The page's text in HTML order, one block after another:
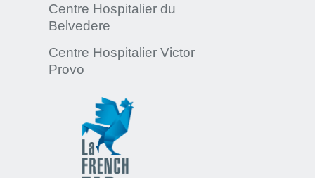
Centre Hospitalier du
Belvedere
Centre Hospitalier Victor
Provo